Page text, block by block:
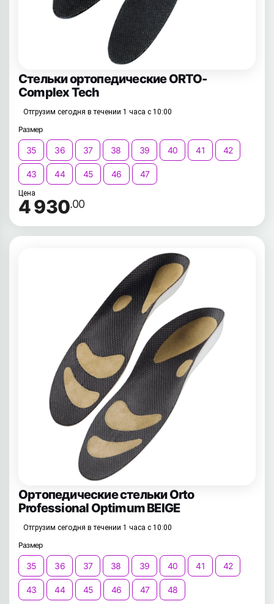
Стельки ортопедические ORTO-
Complex Tech
Отгрузим сегодня в течении 1 часа с 10:00
Размер
35 36 37 38 39 40 41 42
43 44 45 46 47
Цена
4 930.00
Ортопедические стельки Orto
Professional Optimum BEIGE
Отгрузим сегодня в течении 1 часа с 10:00
Размер
35 36 37 38 39 40 41 42
43 44 45 46 47 48